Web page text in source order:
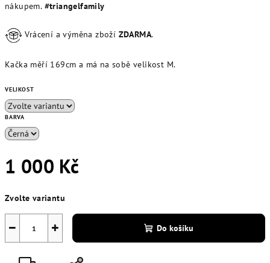
nákupem. #triangelfamily
Vrácení a výměna zboží ZDARMA.
Kačka měří 169cm a má na sobě velikost M.
VELIKOST
BARVA
1 000 Kč
cena:
Zvolte variantu
+
− Do košíku